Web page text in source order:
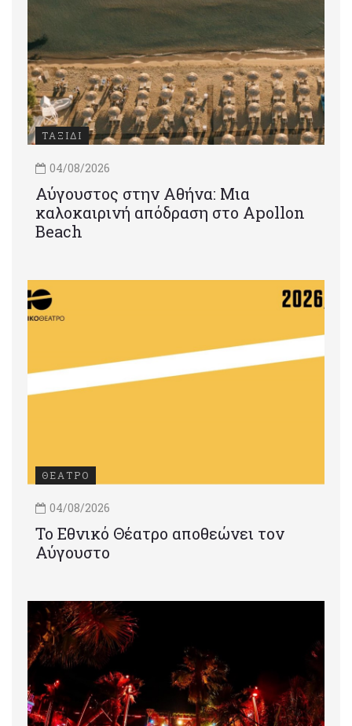
ΤΑΞΙΔΙ
04/08/2026
Αύγουστος στην Αθήνα: Μια
καλοκαιρινή απόδραση στο Apollon
Beach
ΘΕΑΤΡΟ
04/08/2026
Το Εθνικό Θέατρο αποθεώνει τον
Αύγουστο